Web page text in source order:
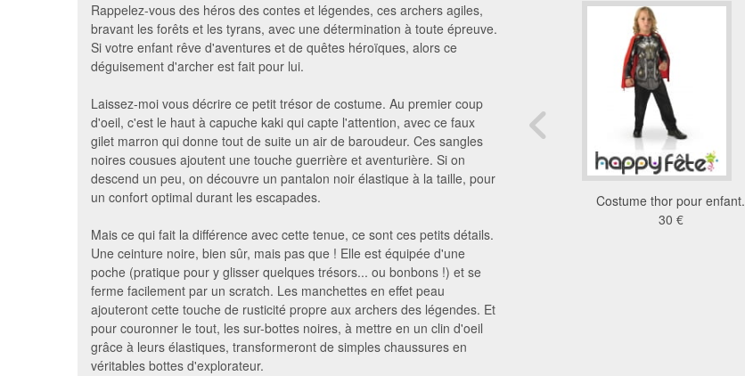
Rappelez-vous des héros des contes et légendes, ces archers agiles,
bravant les forêts et les tyrans, avec une détermination à toute épreuve.
Si votre enfant rêve d'aventures et de quêtes héroïques, alors ce
déguisement d'archer est fait pour lui.
Laissez-moi vous décrire ce petit trésor de costume. Au premier coup
d'oeil, c'est le haut à capuche kaki qui capte l'attention, avec ce faux
gilet marron qui donne tout de suite un air de baroudeur. Ces sangles
noires cousues ajoutent une touche guerrière et aventurière. Si on
descend un peu, on découvre un pantalon noir élastique à la taille, pour
un confort optimal durant les escapades.
Mais ce qui fait la différence avec cette tenue, ce sont ces petits détails.
Une ceinture noire, bien sûr, mais pas que ! Elle est équipée d'une
poche (pratique pour y glisser quelques trésors... ou bonbons !) et se
ferme facilement par un scratch. Les manchettes en effet peau
ajouteront cette touche de rusticité propre aux archers des légendes. Et
pour couronner le tout, les sur-bottes noires, à mettre en un clin d'oeil
grâce à leurs élastiques, transformeront de simples chaussures en
véritables bottes d'explorateur.
Deguisement licence superman
30 €
18 €
Costume thor pour enfant.
30 €